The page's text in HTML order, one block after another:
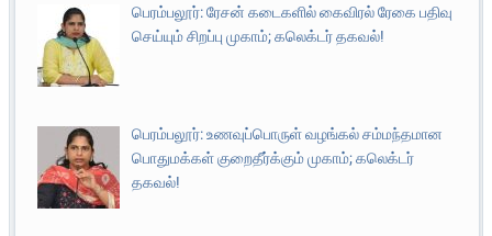
பெரம்பலூர்: ரேசன் கடைகளில் கைவிரல் ரேகை பதிவு
செய்யும் சிறப்பு முகாம்; கலெக்டர் தகவல்!
பெரம்பலூர்: உணவுப்பொருள் வழங்கல் சம்மந்தமான
பொதுமக்கள் குறைதீர்க்கும் முகாம்; கலெக்டர்
தகவல்!